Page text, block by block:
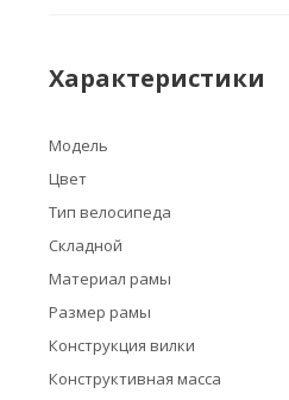
Характеристики
Модель
Цвет
Тип велосипеда
Складной
Материал рамы
Размер рамы
Конструкция вилки
Конструктивная масса